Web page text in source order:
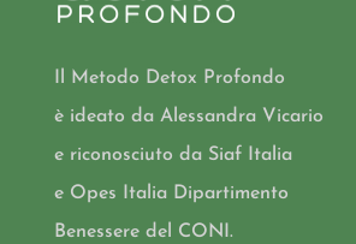
Il Metodo Detox Profondo
è ideato da Alessandra Vicario
e riconosciuto da Siaf Italia
e Opes Italia Dipartimento
Benessere del CONI.